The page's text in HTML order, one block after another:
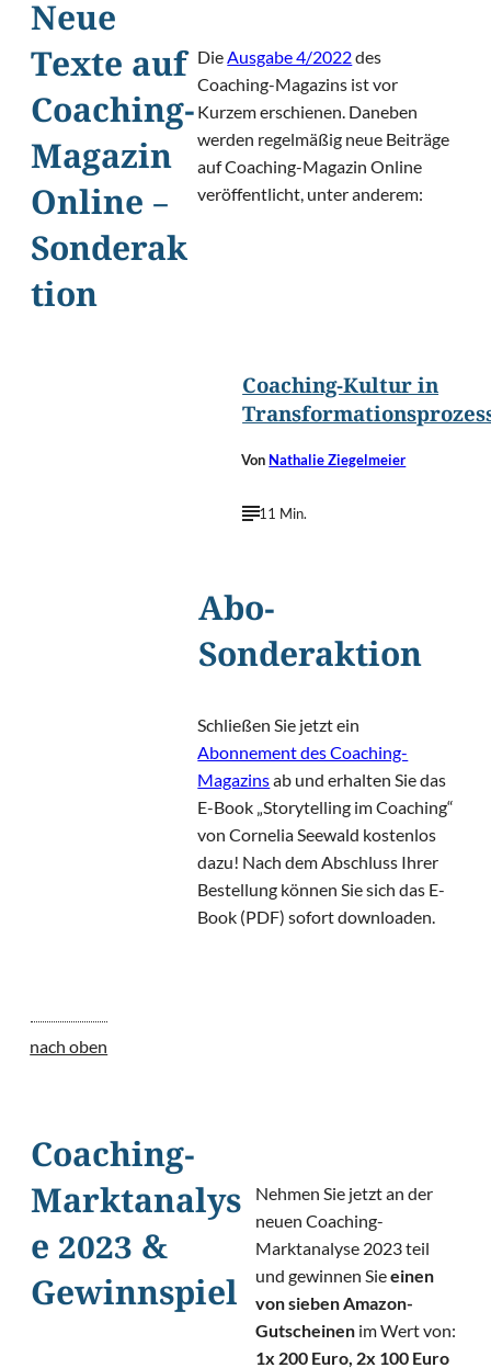
Neue
Texte auf
Coaching-
Magazin
Online –
Sonderak
tion
DieAusgabe 4/2022des
Coaching-Magazins ist vor
Kurzem erschienen. Daneben
werden regelmäßig neue Beiträge
auf Coaching-Magazin Online
veröffentlicht, unter anderem:
Coaching-Kultur in
Von Nathalie Ziegelmeier
11 Min.
Abo-
Sonderaktion
Schließen Sie jetzt ein
Abonnement des Coaching-
Magazinsab und erhalten Sie das
E-Book „Storytelling im Coaching“
von Cornelia Seewald kostenlos
dazu! Nach dem Abschluss Ihrer
Bestellung können Sie sich das E-
Book (PDF) sofort downloaden.
nach oben
Coaching-
Marktanalys
e 2023 &
Gewinnspiel
Nehmen Sie jetzt an der
neuen Coaching-
Marktanalyse 2023 teil
und gewinnen Sieeinen
von sieben Amazon-
Gutscheinenim Wert von:
1x 200 Euro, 2x 100 Euro